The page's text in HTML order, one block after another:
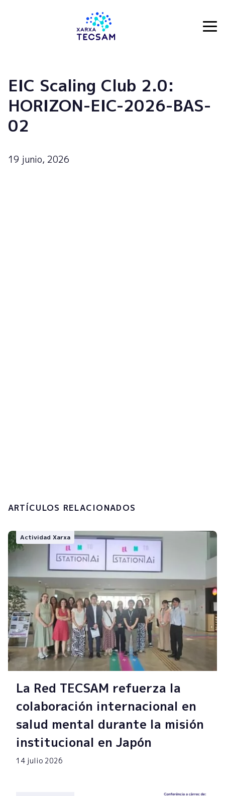
EIC Scaling Club 2.0:
HORIZON-EIC-2026-BAS-
02
19 junio, 2026
ARTÍCULOS RELACIONADOS
Actividad Xarxa
La Red TECSAM refuerza la
colaboración internacional en
salud mental durante la misión
institucional en Japón
14 julio 2026